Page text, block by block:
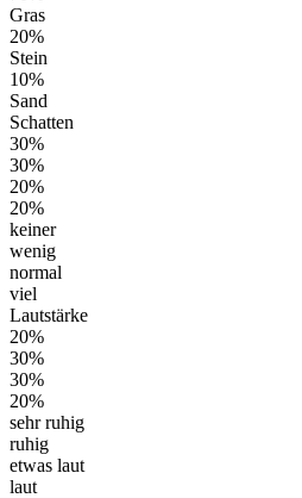
Gras
20%
Stein
10%
Sand
Schatten
30%
30%
20%
20%
keiner
wenig
normal
viel
Lautstärke
20%
30%
30%
20%
sehr ruhig
ruhig
etwas laut
laut